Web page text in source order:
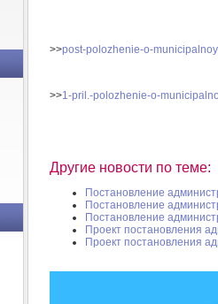
>>post-polozhenie-o-
>>1-pril.-polozhenie-o-
Другие новости по теме:
Постановление
Постановление
Постановление
Проект постановления
Проект постановления